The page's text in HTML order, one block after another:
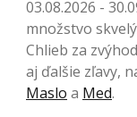
03.08.2026 -
množstvo
Chlieb za
aj ďalšie zľavy,
Maslo a Med.